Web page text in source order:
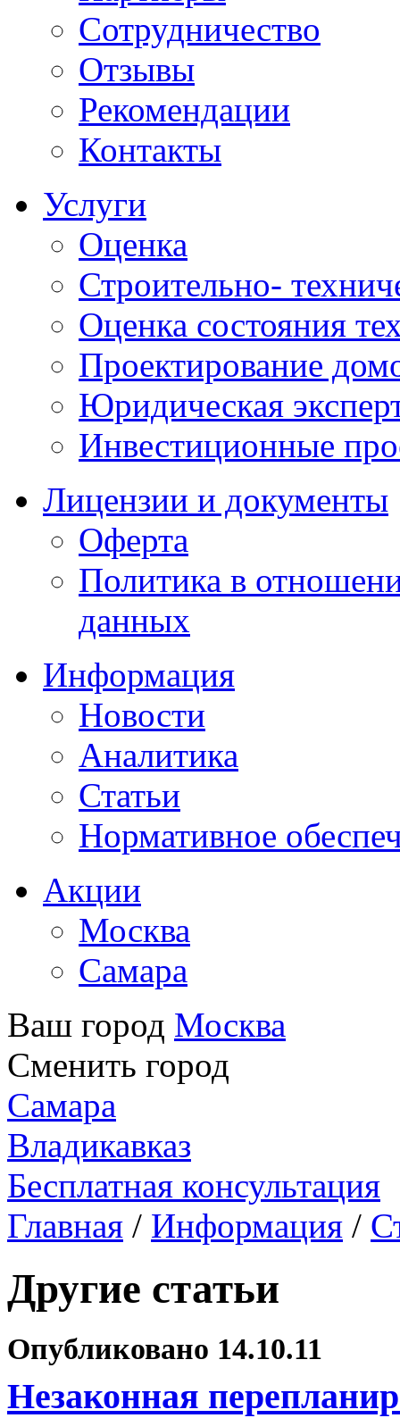
Сотрудничество
Отзывы
Рекомендации
Контакты
Услуги
Оценка
Строительно-
Оценка состояния
Проектирование
Юридическая
Инвестиционные
Лицензии и документы
Оферта
Политика в
данных
Информация
Новости
Аналитика
Статьи
Нормативное
Акции
Москва
Самара
Ваш город Москва
Сменить город
Самара
Владикавказ
Бесплатная консультация
Главная / Информация /
Другие статьи
Опубликовано 14.10.11
Незаконная